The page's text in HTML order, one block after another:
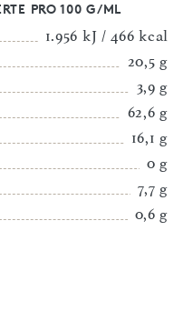
PRO 100 G/ML
1.956 kJ / 466 kcal
20,5 g
3,9 g
62,6 g
16,1 g
0 g
7,7 g
0,6 g